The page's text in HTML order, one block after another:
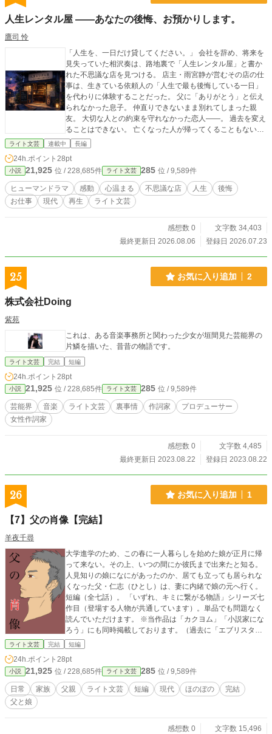
人生レンタル屋 ――あなたの後悔、お預かりします。
鷹司 怜
「人生を、一日だけ貸してください。」 会社を辞め、将来を
見失っていた相沢奏は、路地裏で「人生レンタル屋」と書か
れた不思議な店を見つける。 店主・雨宮静が営むその店の仕
事は、生きている依頼人の「人生で最も後悔している一日」
を代わりに体験することだった。 父に「ありがとう」と伝え
られなかった息子。 仲直りできないまま別れてしまった親
友。 大切な人との約束を守れなかった恋人――。 過去を変え
ることはできない。 亡くなった人が帰ってくることもない。
それでも、誰にも言えなかった想いと向き合えたとき、人は
して消えることのない後悔を胸に抱えていた。 これは、傷つ
いた心にそっと寄り添い、明日を生きる勇気を届ける、小さ
な店の優しい奇跡の物語。
ライト文芸 連載中 長編
24h.ポイント 28pt
小説 21,925 位 / 228,685件 ライト文芸 285 位 / 9,589件
ヒューマンドラマ 感動 心温まる 不思議な店 人生
後悔
お仕事
現代 再生 ライト文芸
感想数 0
文字数 34,403
最終更新日 2026.08.06
登録日 2026.07.23
25 お気に入り追加 2
株式会社Doing
紫苑
これは、ある音楽事務所と関わった少女が垣間見た芸能界の
片鱗を描いた、昔昔の物語です。
ライト文芸 完結 短編
24h.ポイント 28pt
小説 21,925 位 / 228,685件 ライト文芸 285 位 / 9,589件
芸能界 音楽 ライト文芸 裏事情 作詞家
プロデューサー
女性作詞家
感想数 0
文字数 4,485
最終更新日 2023.08.22
登録日 2023.08.22
26 お気に入り追加 1
【7】父の肖像【完結】
羊夜千尋
大学進学のため、この春に一人暮らしを始めた娘が正月に帰
って来ない。その上、いつの間にか彼氏まで出来たと知る。
人見知りの娘になにがあったのか、居ても立っても居られな
くなった父・仁志（ひとし）は、妻に内緒で娘の元へ行く。
短編（全七話）。 「いずれ、キミに繋がる物語」シリーズ七
作目（登場する人物が共通しています）。単品でも問題なく
読んでいただけます。 ※当作品は「カクヨム」「小説家にな
ろう」にも同時掲載しております。（過去に「エブリスタ」
にも掲載）
ライト文芸 完結 短編
24h.ポイント 28pt
小説 21,925 位 / 228,685件 ライト文芸 285 位 / 9,589件
日常 家族 父親 ライト文芸 短編 現代 ほのぼの
完結
父と娘
感想数 0
文字数 15,496